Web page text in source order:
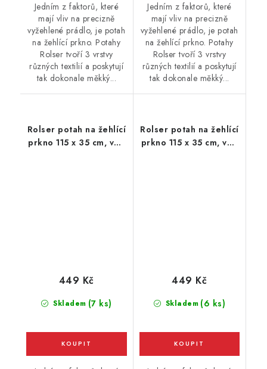
Jedním z faktorů, které
mají vliv na precizně
vyžehlené prádlo, je potah
na žehlící prkno. Potahy
Rolser tvoří 3 vrstvy
různých textilií a poskytují
tak dokonale měkký...
Jedním z faktorů, které
mají vliv na precizně
vyžehlené prádlo, je potah
na žehlící prkno. Potahy
Rolser tvoří 3 vrstvy
různých textilií a poskytují
tak dokonale měkký...
Rolser potah na žehlící
prkno 115 x 35 cm, vel.
Skladem (7 ks)
449 Kč
Rolser potah na žehlící
prkno 115 x 35 cm, vel.
Skladem (6 ks)
449 Kč